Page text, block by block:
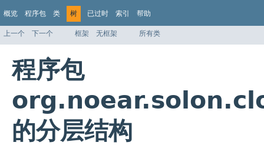
概览 程序包 类 树 已过时 索引 帮助
上一个 下一个 框架 无框架 所有类
程序包
的分层结构